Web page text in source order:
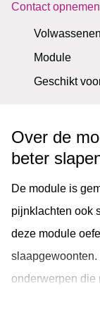
Contact opnemen
Volwassenen
Module
Geschikt
Over de
beter
De module is
pijnklachten ook
deze module
onderwerpen die